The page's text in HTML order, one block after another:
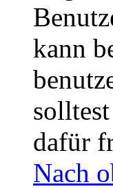
kann
dafür
Nach